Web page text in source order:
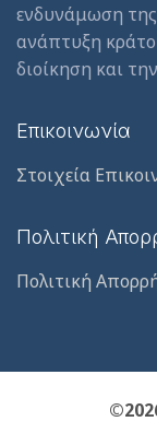
ενδυνάμωση
ανάπτυξη
διοίκηση και
Επικοινωνία
Στοιχεία
Πολιτική
Πολιτική